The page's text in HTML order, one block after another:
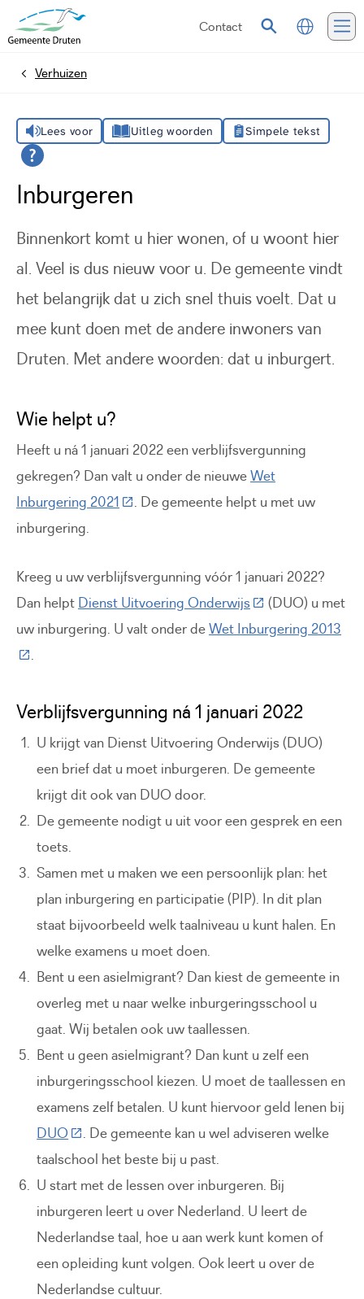
Contact
ZoekenVertalen
HomeVerhuizen
Lees voor Uitleg woorden Simpele tekst
Inburgeren
Binnenkort komt u hier wonen, of u woont hier
al. Veel is dus nieuw voor u. De gemeente vindt
het belangrijk dat u zich snel thuis voelt. Dat u
mee kunt doen met de andere inwoners van
Druten. Met andere woorden: dat u inburgert.
Wie helpt u?
Heeft u ná 1 januari 2022 een verblijfsvergunning
gekregen? Dan valt u onder de nieuweWet
Inburgering 2021 (Deze link gaat naar een externe website)
. De gemeente helpt u met uw
inburgering.
Kreeg u uw verblijfsvergunning vóór 1 januari 2022?
Dan helpt Dienst Uitvoering Onderwijs (Deze link gaat
(DUO) u met
uw inburgering. U valt onder deWet Inburgering 2013
(Deze link gaat naar een externe website)
.
Verblijfsvergunning ná 1 januari 2022
U krijgt van Dienst Uitvoering Onderwijs (DUO)
een brief dat u moet inburgeren. De gemeente
krijgt dit ook van DUO door.
De gemeente nodigt u uit voor een gesprek en een
toets.
Samen met u maken we een persoonlijk plan: het
plan inburgering en participatie (PIP). In dit plan
staat bijvoorbeeld welk taalniveau u kunt halen. En
welke examens u moet doen.
Bent u een asielmigrant? Dan kiest de gemeente in
overleg met u naar welke inburgeringsschool u
gaat. Wij betalen ook uw taallessen.
Bent u geen asielmigrant? Dan kunt u zelf een
inburgeringsschool kiezen. U moet de taallessen en
examens zelf betalen. U kunt hiervoor geld lenen bij
DUO(Deze link gaat naar een externe website)
. De gemeente kan u wel adviseren welke
taalschool het beste bij u past.
U start met de lessen over inburgeren. Bij
inburgeren leert u over Nederland. U leert de
Nederlandse taal, hoe u aan werk kunt komen of
een opleiding kunt volgen. Ook leert u over de
Nederlandse cultuur.